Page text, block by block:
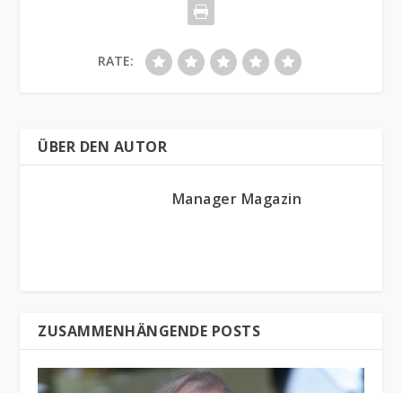
RATE:
ÜBER DEN AUTOR
Manager Magazin
ZUSAMMENHÄNGENDE POSTS